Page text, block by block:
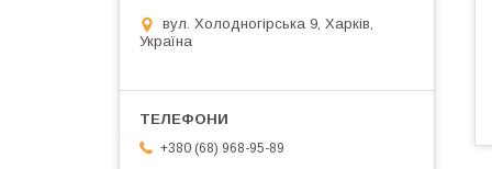
вул. Холодногірська 9, Харків,
Україна
+380 (68) 968-95-89